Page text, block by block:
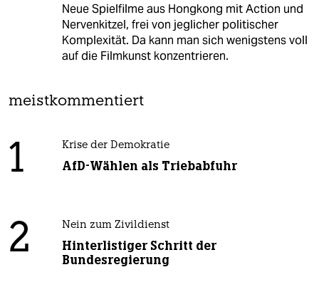
Neue Spielfilme aus Hongkong mit Action und
Nervenkitzel, frei von jeglicher politischer
Komplexität. Da kann man sich wenigstens voll
auf die Filmkunst konzentrieren.
meistkommentiert
1 Krise der Demokratie
AfD-Wählen als Triebabfuhr
2 Nein zum Zivildienst
Hinterlistiger Schritt der
Bundesregierung